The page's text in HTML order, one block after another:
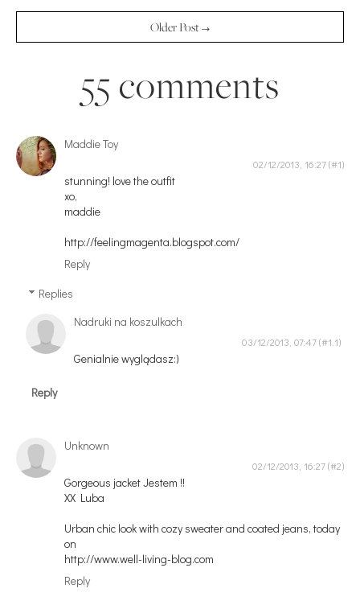
Older Post →
55 comments
Maddie Toy
02/12/2013, 16:27
stunning! love the outfit
xo,
maddie
http://feelingmagenta.blogspot.com/
Reply
Replies
Nadruki na koszulkach
03/12/2013, 07:47
Genialnie wyglądasz:)
Reply
Unknown
02/12/2013, 16:27
Gorgeous jacket Jestem !!
XX Luba
Urban chic look with cozy sweater and coated jeans, today
on
http://www.well-living-blog.com
Reply